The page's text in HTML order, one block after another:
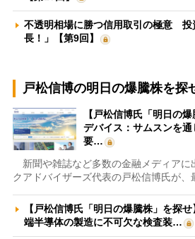
不透明相場に勝つ信用取引の極意 投
長！」【第9回】
戸松信博の明日の爆騰株を探
【戸松信博氏「明日の
デバイス：サムスンを
要…
新聞や雑誌など多数の金融メディアに
クアドバイザーズ代表の戸松信博氏が
【戸松信博氏「明日の爆騰株」を探
端半導体の製造に不可欠な検査装…